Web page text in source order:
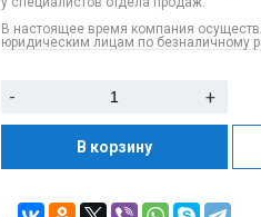
В настоящее время компания
юридическим лицам по безналичному
- +
В корзину